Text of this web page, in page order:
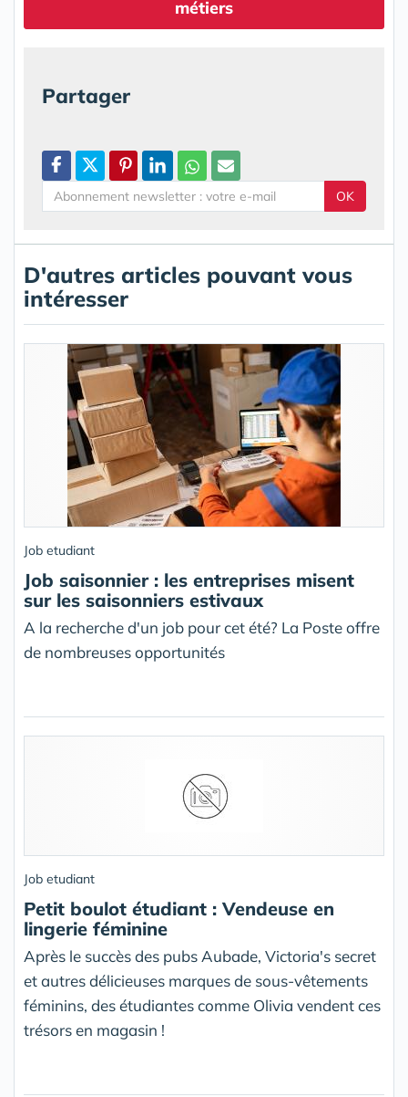
métiers
Partager
OK
D'autres articles pouvant vous
intéresser
Job etudiant
Job saisonnier : les entreprises misent
sur les saisonniers estivaux
A la recherche d'un job pour cet été? La Poste offre
de nombreuses opportunités
Job etudiant
Petit boulot étudiant : Vendeuse en
lingerie féminine
Après le succès des pubs Aubade, Victoria's secret
et autres délicieuses marques de sous-vêtements
féminins, des étudiantes comme Olivia vendent ces
trésors en magasin !